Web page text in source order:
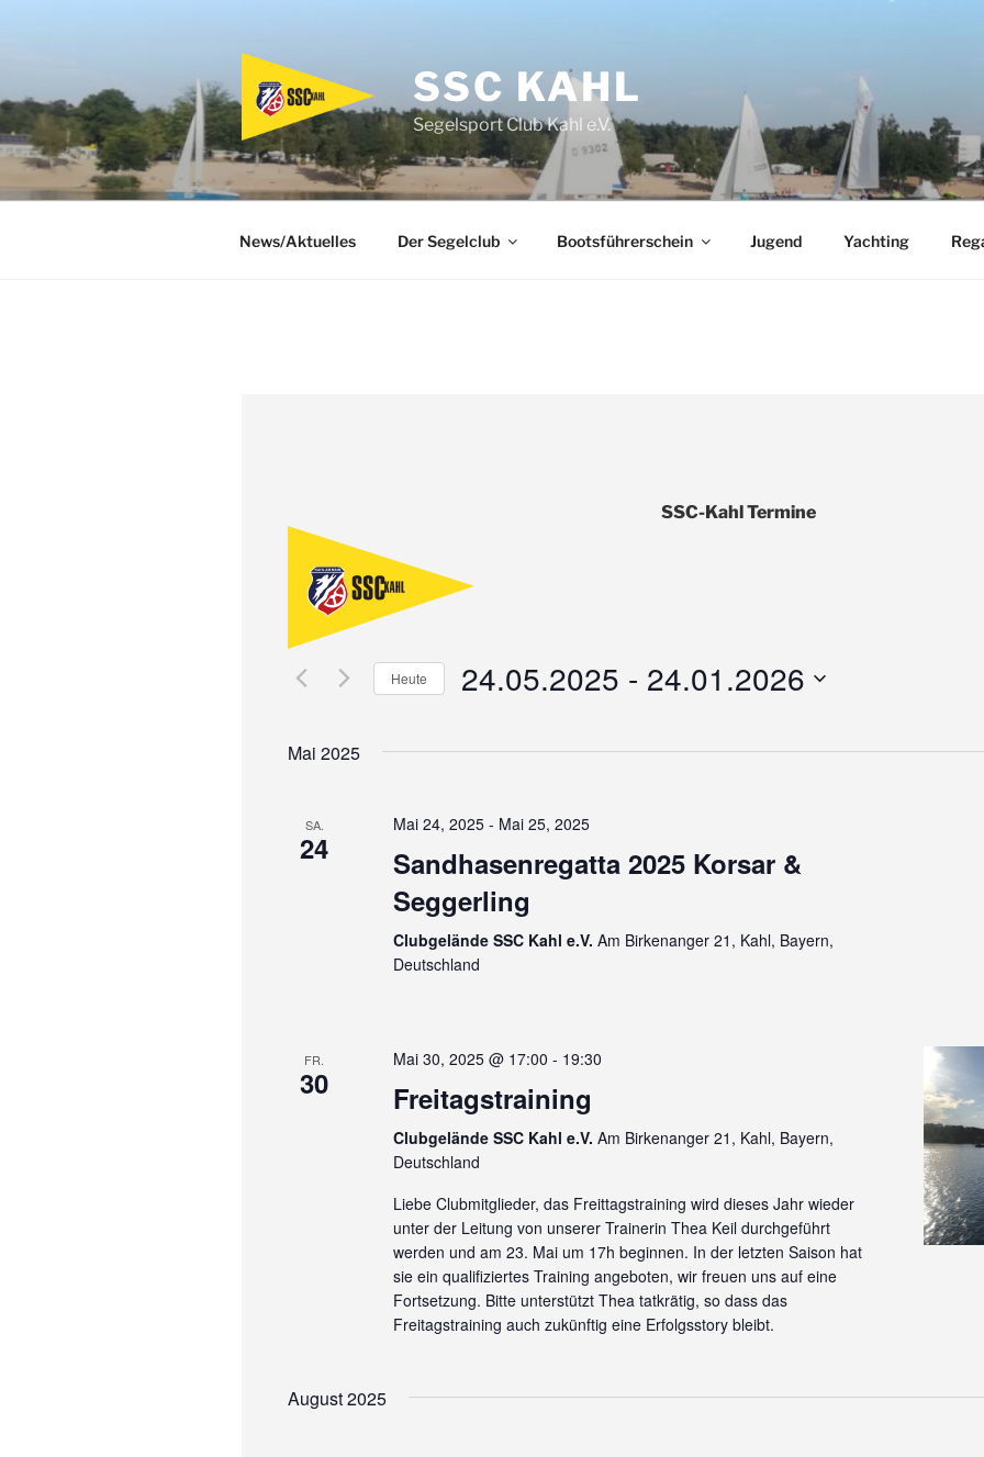
SSC KAHL
Segelsport Club Kahl e.V.
News/Aktuelles Der Segelclub Bootsführerschein Jugend Yachting
SSC-Kahl Termine
Heute 24.05.2025 - 24.01.2026
m
ä
h
e
n
Mai 2025
SA.
24
Mai 24, 2025 - Mai 25, 2025
Sandhasenregatta 2025 Korsar &
Seggerling
Clubgelände SSC Kahl e.V.Am Birkenanger 21, Kahl, Bayern,
Deutschland
FR.
30
Mai 30, 2025 @ 17:00 - 19:30
Freitagstraining
Clubgelände SSC Kahl e.V.Am Birkenanger 21, Kahl, Bayern,
Deutschland
Liebe Clubmitglieder, das Freittagstraining wird dieses Jahr wieder
unter der Leitung von unserer Trainerin Thea Keil durchgeführt
werden und am 23. Mai um 17h beginnen. In der letzten Saison hat
sie ein qualifiziertes Training angeboten, wir freuen uns auf eine
Fortsetzung. Bitte unterstützt Thea tatkrätig, so dass das
Freitagstraining auch zukünftig eine Erfolgsstory bleibt.
August 2025